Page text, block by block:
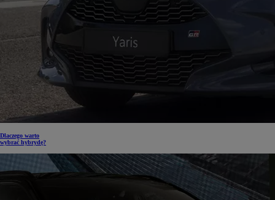
Dlaczego warto
wybrać hybrydę?